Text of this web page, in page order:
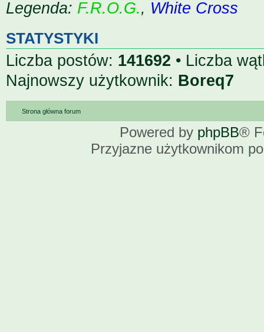
Legenda: F.R.O.G., White Cross
STATYSTYKI
Liczba postów: 141692 • Liczba
Najnowszy użytkownik: Boreq7
Strona główna forum
Powered by phpBB®
Przyjazne użytkownikom